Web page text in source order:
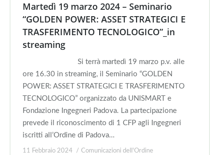
Martedì 19 marzo 2024 – Seminario
“GOLDEN POWER: ASSET STRATEGICI E
TRASFERIMENTO TECNOLOGICO”_in
streaming
Si terrà martedì 19 marzo p.v. alle
ore 16.30 in streaming, il Seminario “GOLDEN
POWER: ASSET STRATEGICI E TRASFERIMENTO
TECNOLOGICO” organizzato da UNISMART e
Fondazione Ingegneri Padova. La partecipazione
prevede il riconoscimento di 1 CFP agli Ingegneri
iscritti all’Ordine di Padova…
11 Febbraio 2024
Comunicazioni dell'Ordine